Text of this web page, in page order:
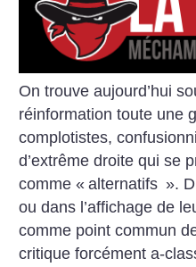
On trouve aujourd’hui
réinformation toute une
complotistes,
d’extrême droite qui se
comme « alternatifs ».
ou dans l’affichage de
comme point commun
critique forcément a-